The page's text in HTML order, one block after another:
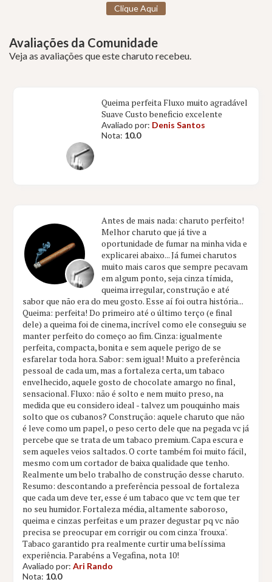
Clique Aqui
Avaliações da Comunidade
Veja as avaliações que este charuto recebeu.
Queima perfeita Fluxo muito agradável
Suave Custo beneficio excelente
Avaliado por: Denis Santos
Nota: 10.0
Antes de mais nada: charuto perfeito!
Melhor charuto que já tive a
oportunidade de fumar na minha vida e
explicarei abaixo... Já fumei charutos
muito mais caros que sempre pecavam
em algum ponto, seja cinza tímida,
queima irregular, construção e até
sabor que não era do meu gosto. Esse aí foi outra história...
Queima: perfeita! Do primeiro até o último terço (e final
dele) a queima foi de cinema, incrível como ele conseguiu se
manter perfeito do começo ao fim. Cinza: igualmente
perfeita, compacta, bonita e sem aquele perigo de se
esfarelar toda hora. Sabor: sem igual! Muito a preferência
pessoal de cada um, mas a fortaleza certa, um tabaco
envelhecido, aquele gosto de chocolate amargo no final,
sensacional. Fluxo: não é solto e nem muito preso, na
medida que eu considero ideal - talvez um pouquinho mais
solto que os cubanos? Construção: aquele charuto que não
é leve como um papel, o peso certo dele que na pegada vc já
percebe que se trata de um tabaco premium. Capa escura e
sem aqueles veios saltados. O corte também foi muito fácil,
mesmo com um cortador de baixa qualidade que tenho.
Realmente um belo trabalho de construção desse charuto.
Resumo: descontando a preferência pessoal de fortaleza
que cada um deve ter, esse é um tabaco que vc tem que ter
no seu humidor. Fortaleza média, altamente saboroso,
queima e cinzas perfeitas e um prazer degustar pq vc não
precisa se preocupar em corrigir ou com cinza 'frouxa'.
Tabaco garantido pra realmente curtir uma belíssima
experiência. Parabéns a Vegafina, nota 10!
Avaliado por:Ari Rando
Nota: 10.0